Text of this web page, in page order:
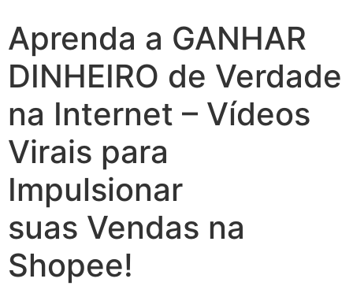
Aprenda a GANHAR
DINHEIRO de Verdade
na Internet – Vídeos
Virais para
Impulsionar
suas Vendas na
Shopee!